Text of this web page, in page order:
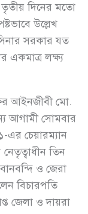
তৃতীয় দিনের মতো
উল্লেখ
সরকার যত
একমাত্র লক্ষ্য
আইনজীবী মো.
আগামী সোমবার
এর চেয়ারম্যান
তিন
ও জেরা
বিচারপতি
জেলা ও দায়রা